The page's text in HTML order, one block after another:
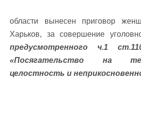
области вынесен приговор
Харьков, за совершение
предусмотренного ч.1
«Посягательство на
целостность и